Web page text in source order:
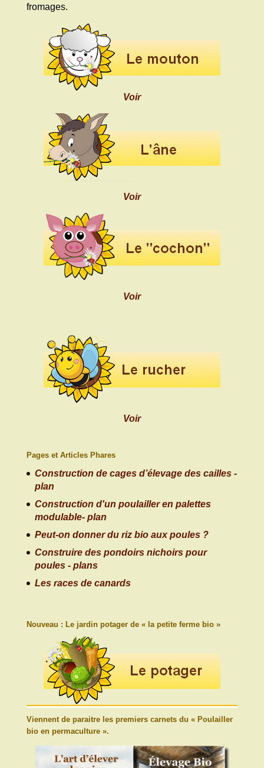
fromages.
Voir
Voir
Voir
Voir
Pages et Articles Phares
Construction de cages d’élevage des cailles -
plan
Construction d'un poulailler en palettes
modulable- plan
Peut-on donner du riz bio aux poules ?
Construire des pondoirs nichoirs pour
poules - plans
Les races de canards
Nouveau : Le jardin potager de « la petite ferme bio »
Viennent de paraitre les premiers carnets du « Poulailler
bio en permaculture ».